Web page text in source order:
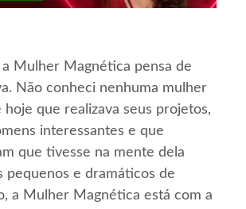
a Mulher Magnética pensa de
Não conheci nenhuma mulher
hoje que realizava seus projetos,
interessantes e que
que tivesse na mente dela
pequenos e dramáticos de
a Mulher Magnética está com a